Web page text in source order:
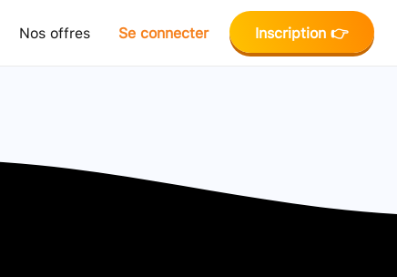
Nos offres Se connecter Inscription 👉